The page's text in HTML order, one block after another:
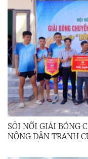
SÔI NỔI GIẢI BÓNG
NÔNG DÂN TRANH